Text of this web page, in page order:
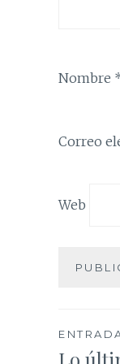
Nombre
Correo
Web